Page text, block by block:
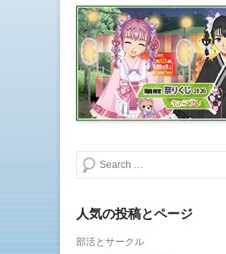
で
共
有
(
新
し
い
ウ
ィ
ン
ド
ウ
で
ま
す
に
は
ク
リ
ッ
ク
し
て
く
だ
さ
い
(
い
で
開
ま
検索する
人気の投稿とページ
部活とサークル